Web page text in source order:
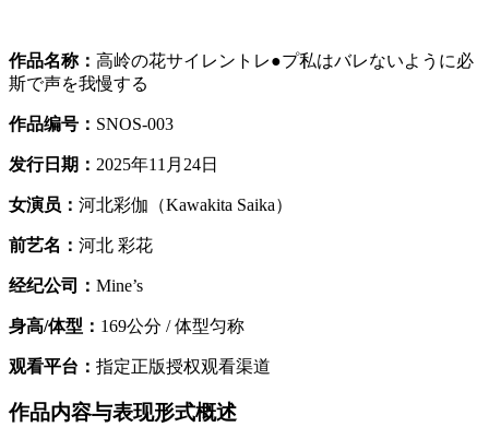
作品名称： 高岭の花サイレントレ●プ私はバレないように必
斯で声を我慢する
作品编号： SNOS-003
发行日期： 2025年11月24日
女演员： 河北彩伽（Kawakita Saika）
前艺名： 河北 彩花
经纪公司： Mine’s
身高/体型： 169公分 / 体型匀称
观看平台： 指定正版授权观看渠道
作品内容与表现形式概述